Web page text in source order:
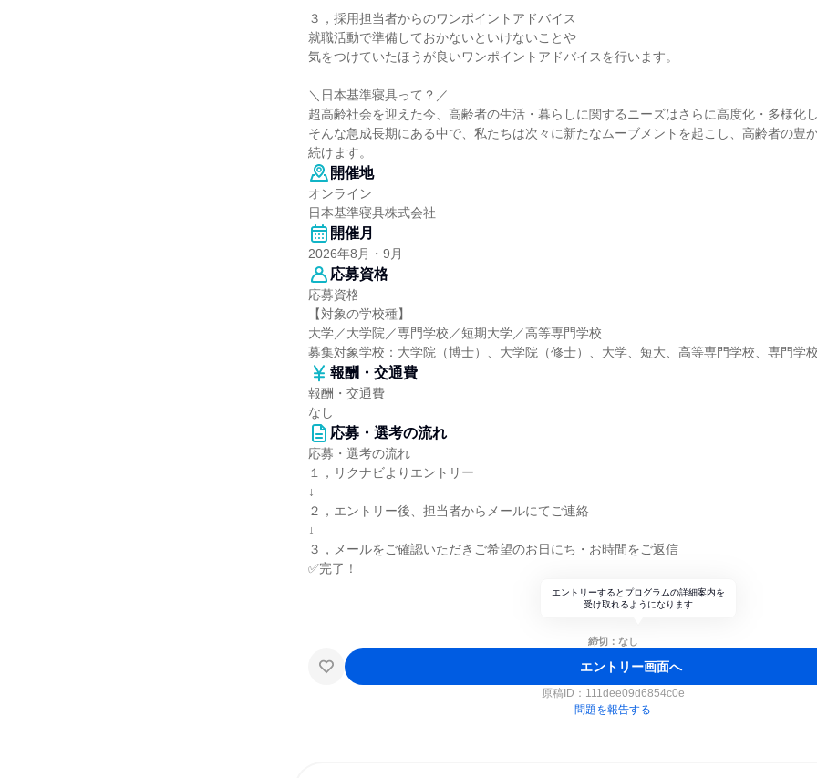
３，採用担当者からのワンポイントアドバイス
就職活動で準備しておかないといけないことや
気をつけていたほうが良いワンポイントアドバイスを行います。
＼日本基準寝具って？／
超高齢社会を迎えた今、高齢者の生活・暮らしに関するニーズはさらに高度化・多様化し
そんな急成長期にある中で、私たちは次々に新たなムーブメントを起こし、高齢者の豊
続けます。
開催地
オンライン
日本基準寝具株式会社
開催月
2026年8月・9月
応募資格
応募資格
【対象の学校種】
大学／大学院／専門学校／短期大学／高等専門学校
募集対象学校：大学院（博士）、大学院（修士）、大学、短大、高等専門学校、専門学校
報酬・交通費
報酬・交通費
なし
応募・選考の流れ
応募・選考の流れ
１，リクナビよりエントリー
↓
２，エントリー後、担当者からメールにてご連絡
↓
３，メールをご確認いただきご希望のお日にち・お時間をご返信
✅完了！
エントリーするとプログラムの詳細案内を
受け取れるようになります
締切：なし
エントリー画面へ
原稿ID： 111dee09d6854c0e
問題を報告する